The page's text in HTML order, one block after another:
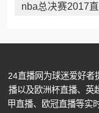
nba总决赛2017
24直播网为球迷爱好者
播以及欧洲杯直播、英
甲直播、欧冠直播等实